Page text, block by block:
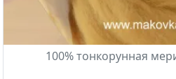
100% тонкорунная